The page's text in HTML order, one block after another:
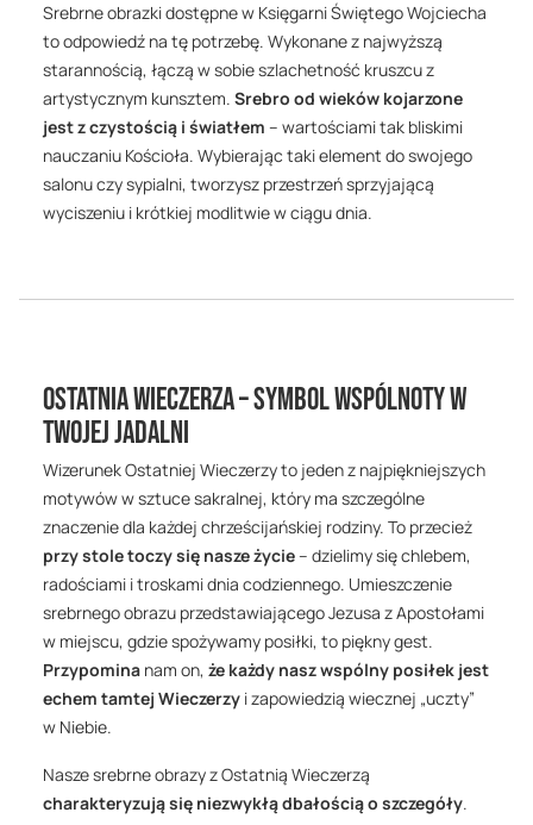
Srebrne obrazki dostępne w Księgarni Świętego Wojciecha
to odpowiedź na tę potrzebę. Wykonane z najwyższą
starannością, łączą w sobie szlachetność kruszcu z
artystycznym kunsztem. Srebro od wieków kojarzone
jest z czystością i światłem – wartościami tak bliskimi
nauczaniu Kościoła. Wybierając taki element do swojego
salonu czy sypialni, tworzysz przestrzeń sprzyjającą
wyciszeniu i krótkiej modlitwie w ciągu dnia.
Ostatnia Wieczerza – symbol wspólnoty w
Twojej jadalni
Wizerunek Ostatniej Wieczerzy to jeden z najpiękniejszych
motywów w sztuce sakralnej, który ma szczególne
znaczenie dla każdej chrześcijańskiej rodziny. To przecież
przy stole toczy się nasze życie– dzielimy się chlebem,
radościami i troskami dnia codziennego. Umieszczenie
srebrnego obrazu przedstawiającego Jezusa z Apostołami
w miejscu, gdzie spożywamy posiłki, to piękny gest.
Przypomina nam on, że każdy nasz wspólny posiłek jest
echem tamtej Wieczerzy i zapowiedzią wiecznej „uczty”
w Niebie.
Nasze srebrne obrazy z Ostatnią Wieczerzą
charakteryzują się niezwykłą dbałością o szczegóły.